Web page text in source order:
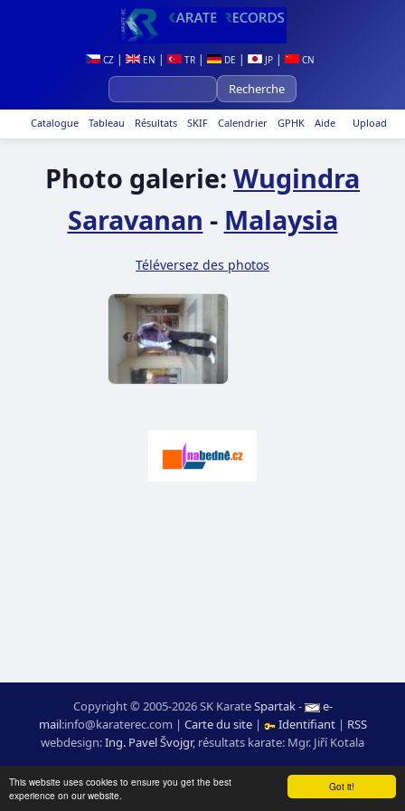
Got it!
This website uses cookies to ensure you get the best
experience on our website.
CZ| EN | TR| DE | JP| CN
Upload
Catalogue Tableau Résultats SKIF Calendrier GPHK Aide
Photo galerie: Wugindra
Saravanan - Malaysia
Téléversez des photos
Copyright © 2005-2026 SK KarateSpartak-
e-
mail:moc.ceretarak@ofni | Carte du site| Identifiant | RSS
webdesign:Ing. Pavel Švojgr, résultats karate: Mgr. Jiří Kotala